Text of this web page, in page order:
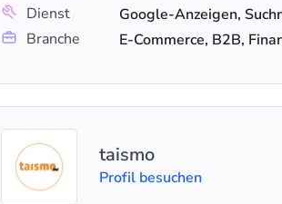
Dienst
Branche
E-Commerce, B2B,
taismo
Profil besuchen